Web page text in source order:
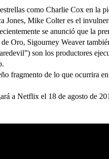
como Charlie Cox en
Jones, Mike Colter es el
se anunció que la
Oro, Sigourney Weaver
son los productores
fragmento de lo que ocurrira
a Netflix el 18 de agosto de